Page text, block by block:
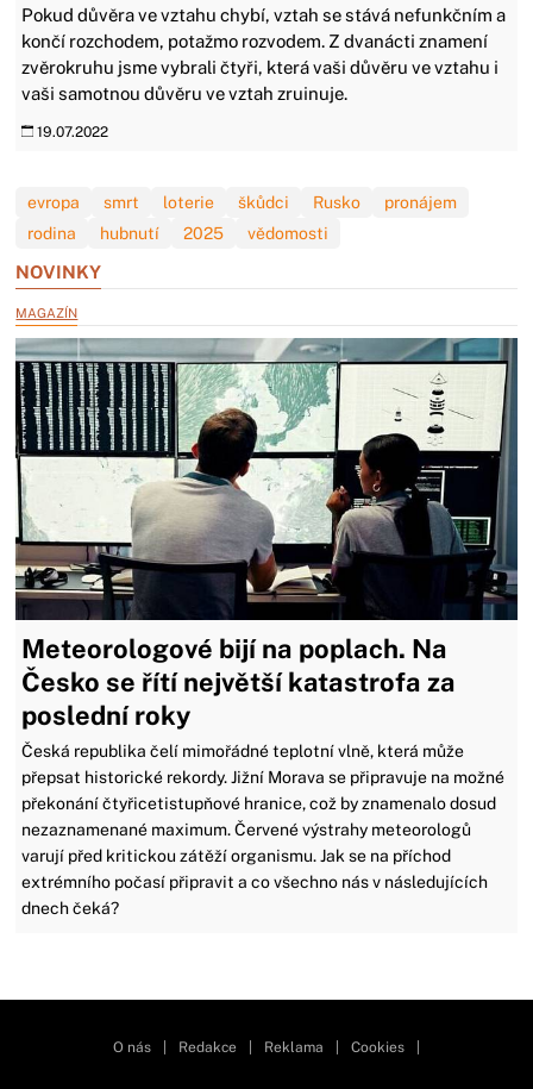
Pokud důvěra ve vztahu chybí, vztah se stává nefunkčním a
končí rozchodem, potažmo rozvodem. Z dvanácti znamení
zvěrokruhu jsme vybrali čtyři, která vaši důvěru ve vztahu i
vaši samotnou důvěru ve vztah zruinuje.
19.07.2022
evropa smrt loterie škůdci Rusko
pronájem
rodina
hubnutí 2025 vědomosti
NOVINKY
MAGAZÍN
Meteorologové bijí na poplach. Na
Česko se řítí největší katastrofa za
poslední roky
Česká republika čelí mimořádné teplotní vlně, která může
přepsat historické rekordy. Jižní Morava se připravuje na možné
překonání čtyřicetistupňové hranice, což by znamenalo dosud
nezaznamenané maximum. Červené výstrahy meteorologů
varují před kritickou zátěží organismu. Jak se na příchod
extrémního počasí připravit a co všechno nás v následujících
dnech čeká?
O nás Redakce Reklama Cookies